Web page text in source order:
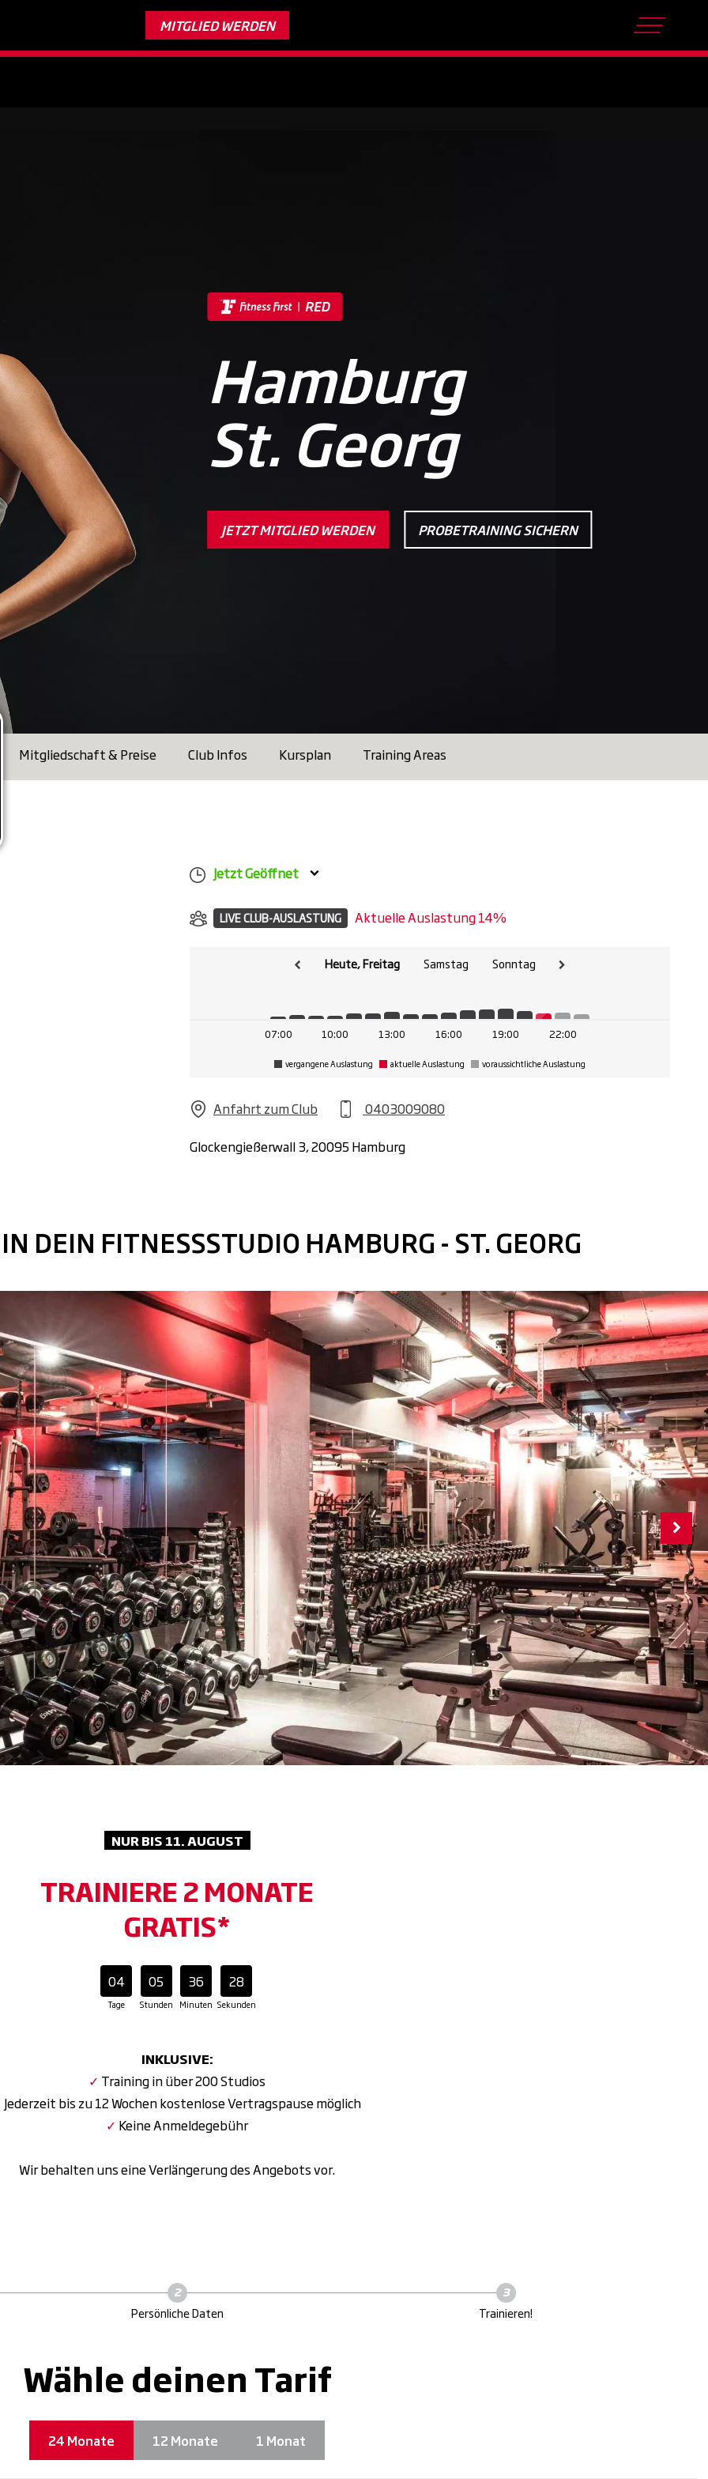
MITGLIED WERDEN
Nur bis 11. August:Trainiere 2 Monate gratis*
Verlängerung vorbehalten.
Hamburg
St. Georg
JETZT MITGLIED WERDEN PROBETRAINING SICHERN
Mitgliedschaft & Preise Club Infos Kursplan Training Areas
Jetzt Geöffnet
LIVE CLUB-AUSLASTUNG Aktuelle Auslastung 14%
Heute, Freitag Samstag Sonntag
07:00 10:00 13:00 16:00 19:00 22:00
vergangene Auslastung aktuelle Auslastung voraussichtliche Auslastung
Anfahrt zum Club
0403009080
Glockengießerwall 3, 20095 Hamburg
DEIN FITNESSSTUDIO HAMBURG - ST. GEORG
NUR BIS 11. AUGUST
TRAINIERE 2 MONATE
GRATIS*
04
Tage
05
Stunden
36
Minuten
27
Sekunden
INKLUSIVE:
✓ Training in über 200 Studios
Jederzeit bis zu 12 Wochen kostenlose Vertragspause möglich
✓ Keine Anmeldegebühr
Wir behalten uns eine Verlängerung des Angebots vor.
Persönliche Daten Trainieren!
Wähle deinen Tarif
24 Monate 12 Monate 1 Monat
deinen Vertrag jederzeit kostenlos für bis zu 12 Wochen pro Kalenderjahr bei
performen. Mit unseren chip-gesteuerten EGYM- und Milon-Kraftgeräten
Equipment passt sich dein Training automatisch an dich an - für maximale
deine Community. Erlebe exklusive Gruppenkurse mit einzigartiger
mehr Innovation und noch mehr Energie bei jedem Workout.
mehr Power! Mit Olympic Weightlifting, modernen Plate Loaded-Kraftmaschinen
du dein volles Potenzial.
Konzept verbesserst du Regeneration und Beweglichkeit und bringst deine
Anwendungen lösen Verspannungen und machen dich schneller wieder bereit